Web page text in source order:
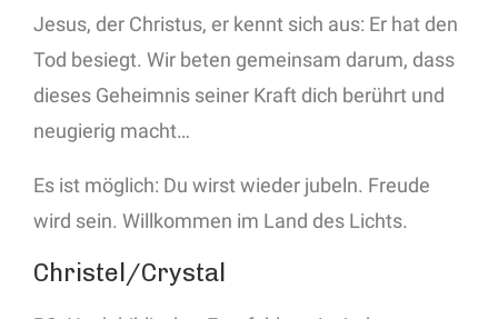
Jesus, der Christus, er kennt sich aus: Er hat den
Tod besiegt. Wir beten gemeinsam darum, dass
dieses Geheimnis seiner Kraft dich berührt und
neugierig macht…
Es ist möglich: Du wirst wieder jubeln. Freude
wird sein. Willkommen im Land des Lichts.
Christel/Crystal